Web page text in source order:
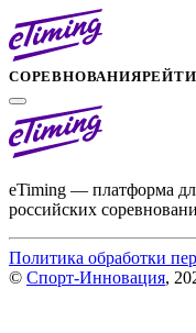
СОРЕВНОВАНИЯ
eTiming — платформа
российских
Политика обработки
© Спорт-Инновация,